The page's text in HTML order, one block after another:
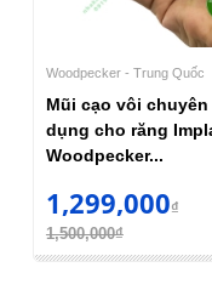
Woodpecker - Trung Quốc
Mũi cạo vôi chuyên
dụng cho răng
Woodpecker...
1,299,000₫
1,500,000₫